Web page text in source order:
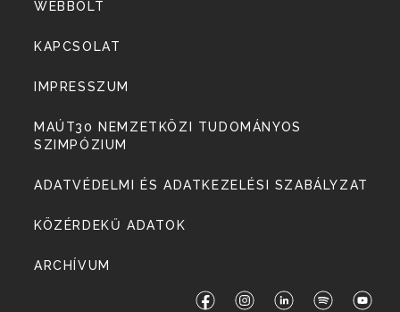
WEBBOLT
KAPCSOLAT
IMPRESSZUM
MAÚT30 NEMZETKÖZI TUDOMÁNYOS
SZIMPÓZIUM
ADATVÉDELMI ÉS ADATKEZELÉSI SZABÁLYZAT
KÖZÉRDEKŰ ADATOK
ARCHÍVUM